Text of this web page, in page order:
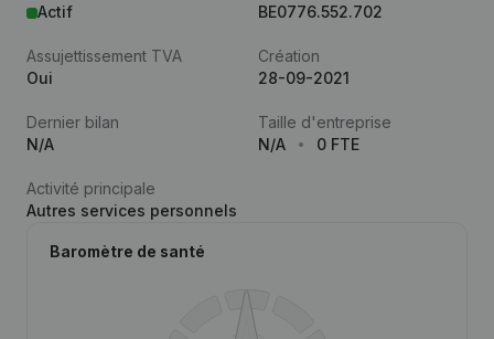
Actif
BE0776.552.702
Assujettissement TVA
Oui
Création
28-09-2021
Dernier bilan
N/A
Taille d'entreprise
N/A
0 FTE
Activité principale
Autres services personnels
Baromètre de santé